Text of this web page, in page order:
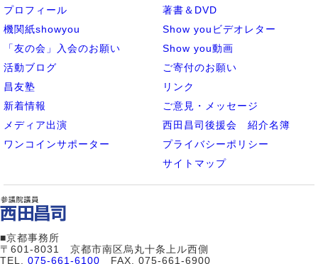
プロフィール
機関紙showyou
「友の会」入会のお願い
活動ブログ
昌友塾
新着情報
メディア出演
ワンコインサポーター
著書＆DVD
Show youビデオレター
Show you動画
ご寄付のお願い
リンク
ご意見・メッセージ
西田昌司後援会 紹介名簿
プライバシーポリシー
サイトマップ
■京都事務所
〒601-8031 京都市南区烏丸十条上ル西側
TEL. 075-661-6100 FAX. 075-661-6900